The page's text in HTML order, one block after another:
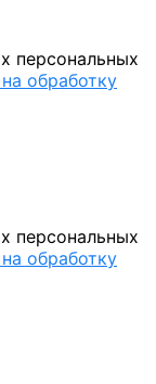
персональных
обработку
персональных
обработку